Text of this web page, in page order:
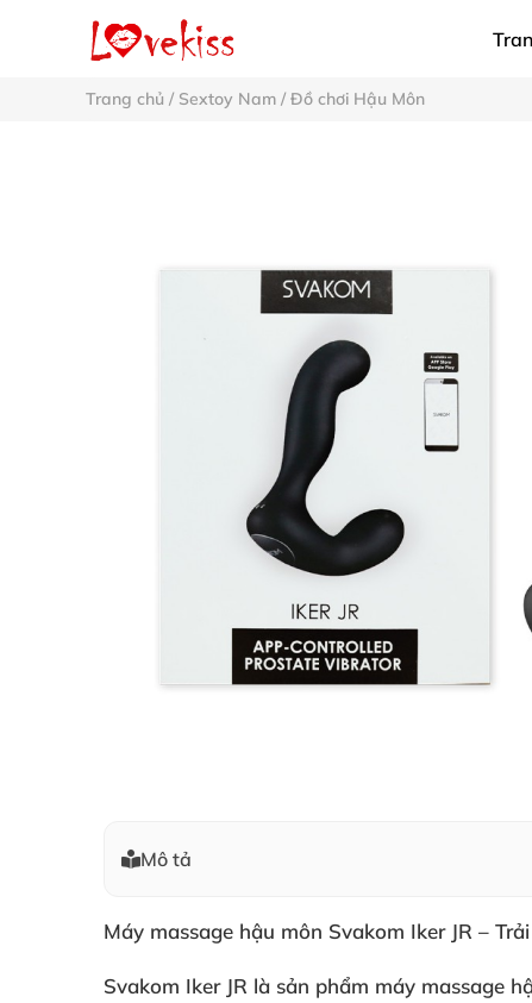
Trang chủ / Sextoy Nam / Đồ chơi Hậu Môn
Mô tả
Máy massage hậu môn Svakom Iker JR –
Svakom Iker JR là sản phẩm máy massage